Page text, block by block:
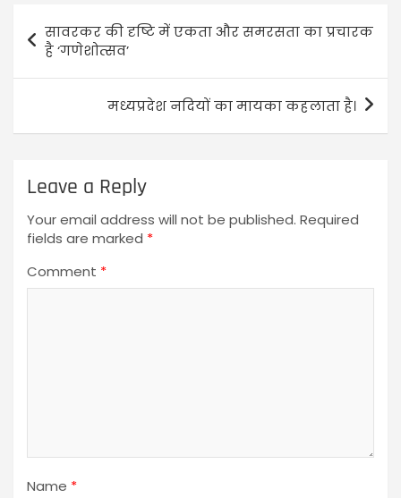
सावरकर की दृष्टि में एकता और समरसता का प्रचारक
है ‘गणेशोत्सव’
मध्यप्रदेश नदियों का मायका कहलाता है।
Leave a Reply
Your email address will not be published. Required
fields are marked *
Comment *
Name *